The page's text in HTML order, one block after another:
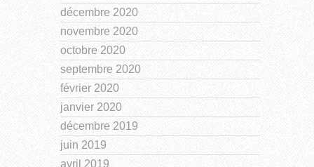
décembre 2020
novembre 2020
octobre 2020
septembre 2020
février 2020
janvier 2020
décembre 2019
juin 2019
avril 2019